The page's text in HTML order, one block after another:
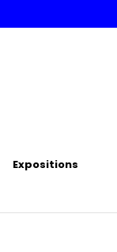
Expositions